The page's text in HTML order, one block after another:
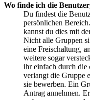
Wo finde ich die
Du findest die
persönlichen
kannst du dies mit
Nicht alle Gruppen
eine Freischaltung,
weitere sogar
ihr einfach durch die
verlangt die Gruppe
sie bewerben. Ein
Antrag annehmen.